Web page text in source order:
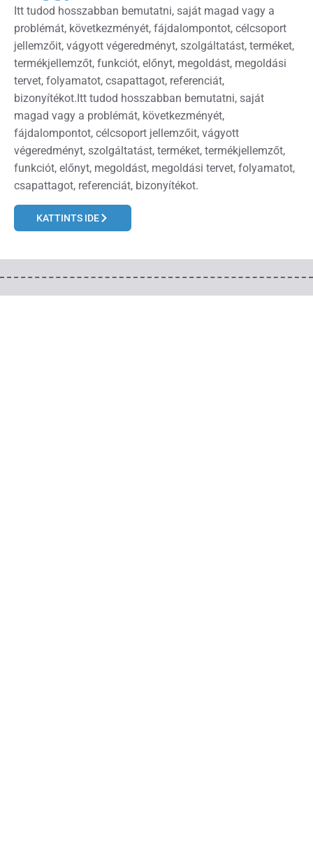
Itt tudod hosszabban bemutatni, saját magad vagy a
problémát, következményét, fájdalompontot, célcsoport
jellemzőit, vágyott végeredményt, szolgáltatást, terméket,
termékjellemzőt, funkciót, előnyt, megoldást, megoldási
tervet, folyamatot, csapattagot, referenciát,
bizonyítékot.Itt tudod hosszabban bemutatni, saját
magad vagy a problémát, következményét,
fájdalompontot, célcsoport jellemzőit, vágyott
végeredményt, szolgáltatást, terméket, termékjellemzőt,
funkciót, előnyt, megoldást, megoldási tervet, folyamatot,
csapattagot, referenciát, bizonyítékot.
KATTINTS IDE